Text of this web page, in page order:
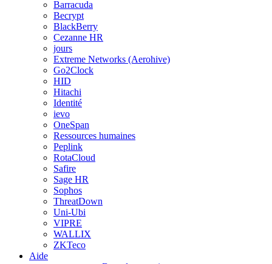
Barracuda
Becrypt
BlackBerry
Cezanne HR
jours
Extreme Networks (Aerohive)
Go2Clock
HID
Hitachi
Identité
ievo
OneSpan
Ressources humaines
Peplink
RotaCloud
Safire
Sage HR
Sophos
ThreatDown
Uni-Ubi
VIPRE
WALLIX
ZKTeco
Aide